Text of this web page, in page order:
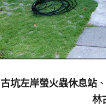
古坑左岸螢火蟲休息站
林